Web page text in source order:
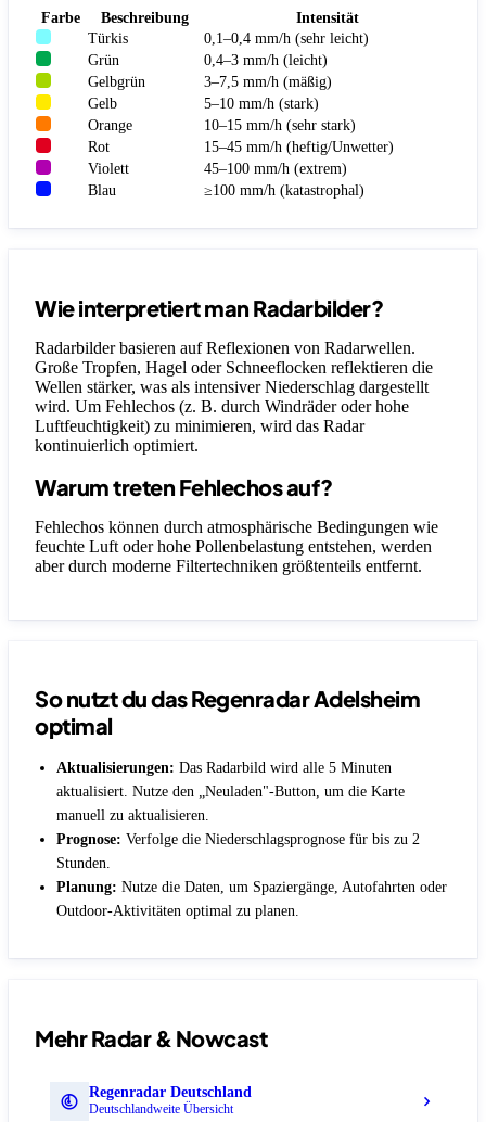
Farbe Beschreibung
Intensität
Türkis
0,1–0,4 mm/h (sehr leicht)
Grün
0,4–3 mm/h (leicht)
Gelbgrün
3–7,5 mm/h (mäßig)
Gelb
5–10 mm/h (stark)
Orange
10–15 mm/h (sehr stark)
Rot
15–45 mm/h (heftig/Unwetter)
Violett
45–100 mm/h (extrem)
Blau
≥100 mm/h (katastrophal)
Wie interpretiert man Radarbilder?
Radarbilder basieren auf Reflexionen von Radarwellen.
Große Tropfen, Hagel oder Schneeflocken reflektieren die
Wellen stärker, was als intensiver Niederschlag dargestellt
wird. Um Fehlechos (z. B. durch Windräder oder hohe
Luftfeuchtigkeit) zu minimieren, wird das Radar
kontinuierlich optimiert.
Warum treten Fehlechos auf?
Fehlechos können durch atmosphärische Bedingungen wie
feuchte Luft oder hohe Pollenbelastung entstehen, werden
aber durch moderne Filtertechniken größtenteils entfernt.
So nutzt du das Regenradar Adelsheim
optimal
Aktualisierungen: Das Radarbild wird alle 5 Minuten
aktualisiert. Nutze den „Neuladen"-Button, um die Karte
manuell zu aktualisieren.
Prognose: Verfolge die Niederschlagsprognose für bis zu 2
Stunden.
Planung: Nutze die Daten, um Spaziergänge, Autofahrten oder
Outdoor-Aktivitäten optimal zu planen.
Mehr Radar & Nowcast
Regenradar Deutschland
Deutschlandweite Übersicht